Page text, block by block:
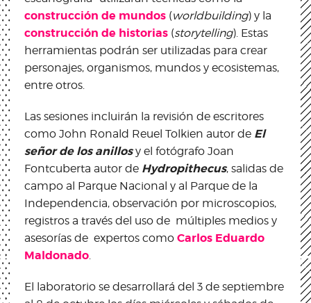
construcción de mundos (worldbuilding) y la
construcción de historias (storytelling). Estas
herramientas podrán ser utilizadas para crear
personajes, organismos, mundos y ecosistemas,
entre otros.
Las sesiones incluirán la revisión de escritores
como John Ronald Reuel Tolkien autor de El
señor de los anillosy el fotógrafo Joan
Fontcuberta autor de Hydropithecus, salidas de
campo al Parque Nacional y al Parque de la
Independencia, observación por microscopios,
registros a través del uso de múltiples medios y
asesorías de expertos como Carlos Eduardo
Maldonado.
El laboratorio se desarrollará del 3 de septiembre